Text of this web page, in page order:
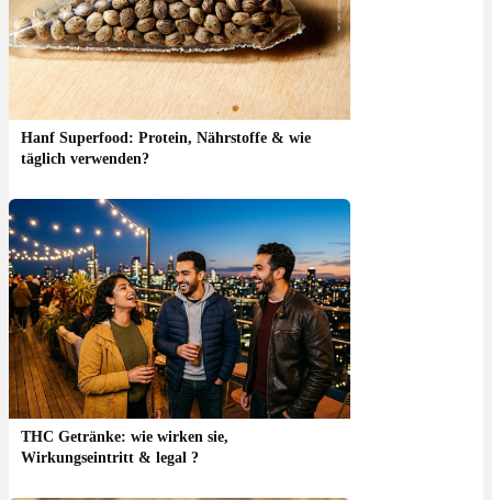
Hanf Superfood: Protein, Nährstoffe & wie
täglich verwenden?
THC Getränke: wie wirken sie,
Wirkungseintritt & legal ?